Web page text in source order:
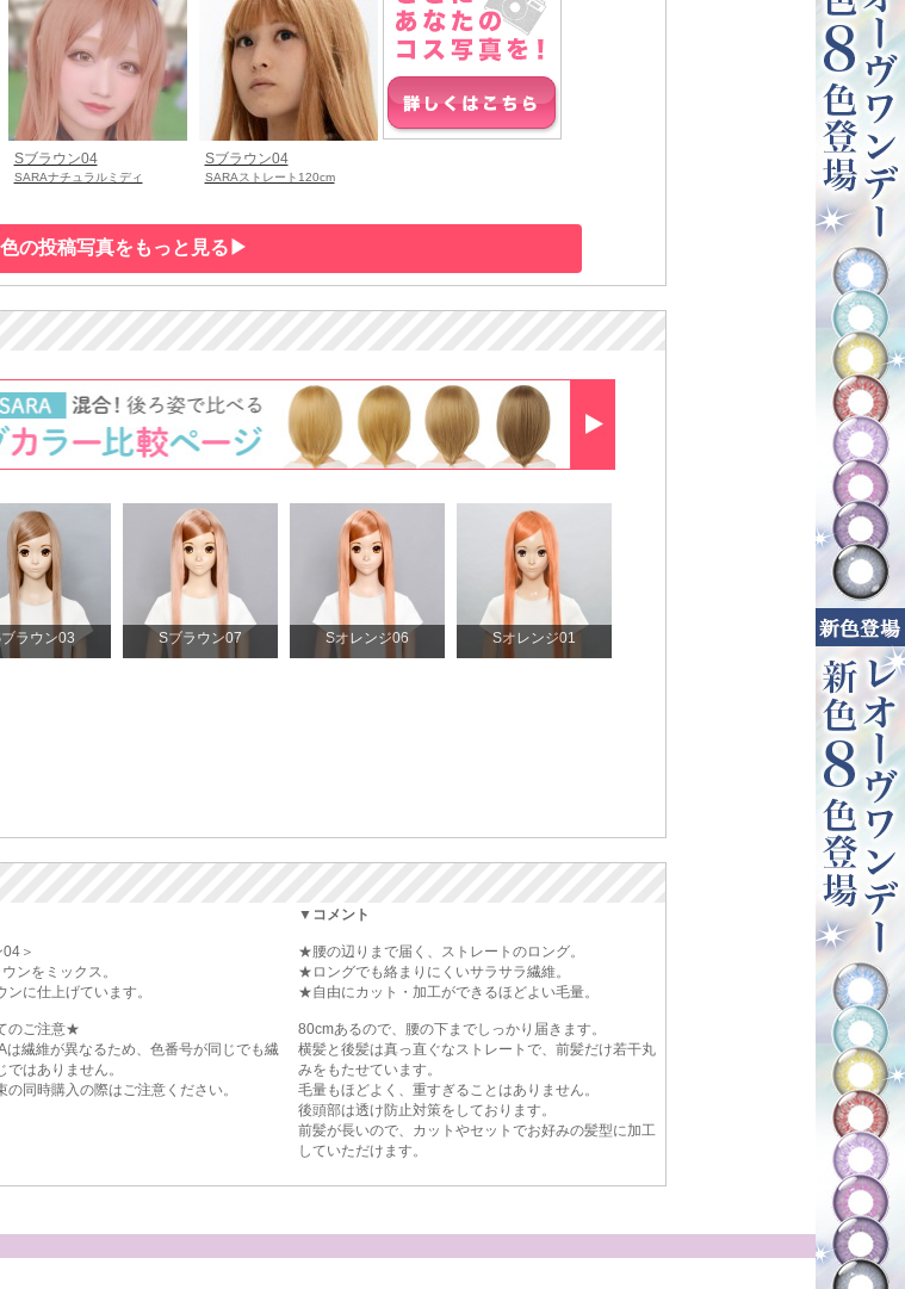
Sブラウン04
SARAナチュラルミディ
Sブラウン04
SARAストレート120cm
ラウン03 Sブラウン07 Sオレンジ06 Sオレンジ01
＞
ンをミックス。
ンに仕上げています。
のご注意★
は繊維が異なるため、色番号が同じでも繊
ではありません。
の同時購入の際はご注意ください。
▼コメント
★腰の辺りまで届く、ストレートのロング。
★ロングでも絡まりにくいサラサラ繊維。
★自由にカット・加工ができるほどよい毛量。
80cmあるので、腰の下までしっかり届きます。
横髪と後髪は真っ直ぐなストレートで、前髪だけ若干丸
みをもたせています。
毛量もほどよく、重すぎることはありません。
後頭部は透け防止対策をしております。
前髪が長いので、カットやセットでお好みの髪型に加工
していただけます。